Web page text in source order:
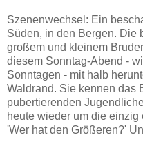
Szenenwechsel: Ein
Süden, in den Bergen. Die
großem und kleinem
diesem Sonntag-Abend -
Sonntagen - mit halb
Waldrand. Sie kennen das
pubertierenden
heute wieder um die
'Wer hat den Größeren?'